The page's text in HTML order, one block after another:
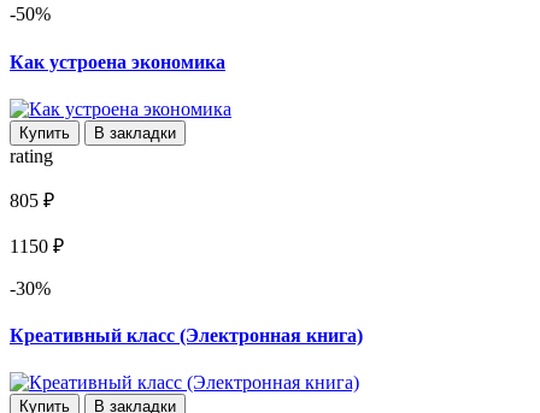
-50%
Как устроена экономика
Купить В закладки
rating
805 ₽
1150 ₽
-30%
Креативный класс (Электронная книга)
Купить В закладки